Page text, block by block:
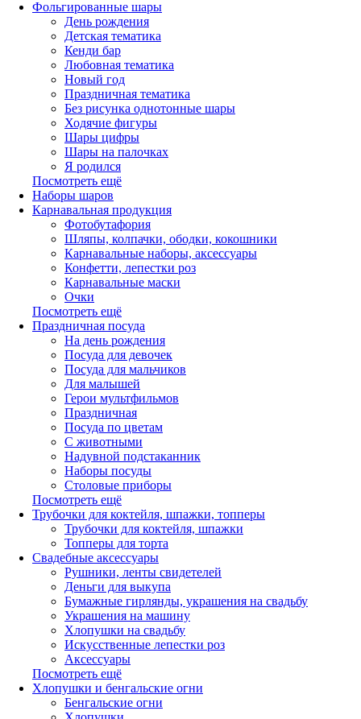
Фольгированные шары
День рождения
Детская тематика
Кенди бар
Любовная тематика
Новый год
Праздничная тематика
Без рисунка однотонные шары
Ходячие фигуры
Шары цифры
Шары на палочках
Я родился
Посмотреть ещё
Наборы шаров
Карнавальная продукция
Фотобутафория
Шляпы, колпачки, ободки, кокошники
Карнавальные наборы, аксессуары
Конфетти, лепестки роз
Карнавальные маски
Очки
Посмотреть ещё
Праздничная посуда
На день рождения
Посуда для девочек
Посуда для мальчиков
Для малышей
Герои мультфильмов
Праздничная
Посуда по цветам
С животными
Надувной подстаканник
Наборы посуды
Столовые приборы
Посмотреть ещё
Трубочки для коктейля, шпажки, топперы
Трубочки для коктейля, шпажки
Топперы для торта
Свадебные аксессуары
Рушники, ленты свидетелей
Деньги для выкупа
Бумажные гирлянды, украшения на свадьбу
Украшения на машину
Хлопушки на свадьбу
Искусственные лепестки роз
Аксессуары
Посмотреть ещё
Хлопушки и бенгальские огни
Бенгальские огни